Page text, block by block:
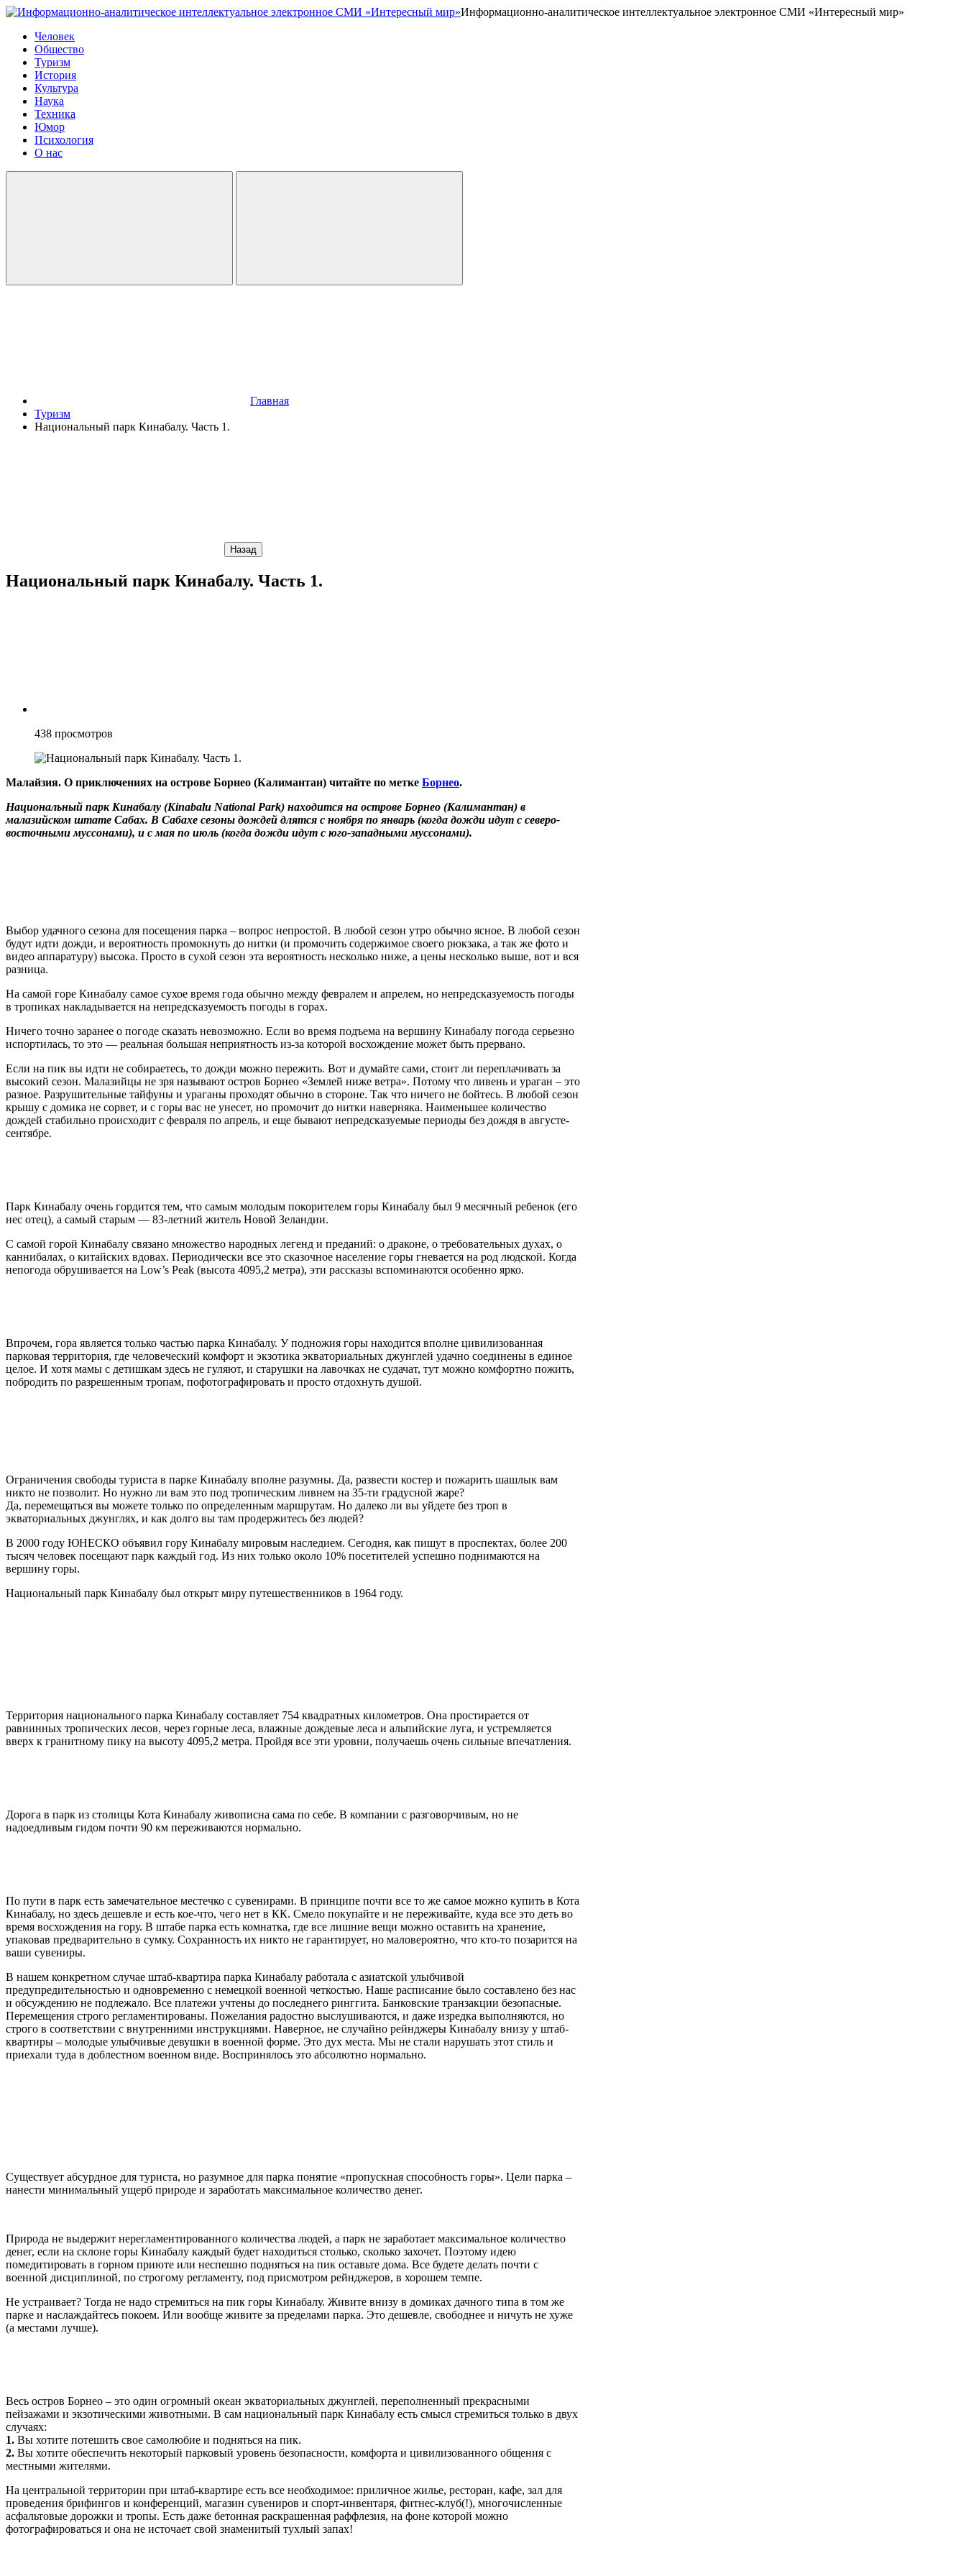
Информационно-аналитическое интеллектуальное электронное СМИ «Интересный мир»
Человек
Общество
Туризм
История
Культура
Наука
Техника
Юмор
Психология
О нас
Главная
Туризм
Национальный парк Кинабалу. Часть 1.
Назад
Национальный парк Кинабалу. Часть 1.
438 просмотров
Малайзия. О приключениях на острове Борнео (Калимантан) читайте по метке Борнео.
Национальный парк Кинабалу (Kinabalu National Park) находится на острове Борнео (Калимантан) в
малазийском штате Сабах. В Сабахе сезоны дождей длятся с ноября по январь (когда дожди идут с северо-
восточными муссонами), и с мая по июль (когда дожди идут с юго-западными муссонами).
Выбор удачного сезона для посещения парка – вопрос непростой. В любой сезон утро обычно ясное. В любой сезон
будут идти дожди, и вероятность промокнуть до нитки (и промочить содержимое своего рюкзака, а так же фото и
видео аппаратуру) высока. Просто в сухой сезон эта вероятность несколько ниже, а цены несколько выше, вот и вся
разница.
На самой горе Кинабалу самое сухое время года обычно между февралем и апрелем, но непредсказуемость погоды
в тропиках накладывается на непредсказуемость погоды в горах.
Ничего точно заранее о погоде сказать невозможно. Если во время подъема на вершину Кинабалу погода серьезно
испортилась, то это — реальная большая неприятность из-за которой восхождение может быть прервано.
Если на пик вы идти не собираетесь, то дожди можно пережить. Вот и думайте сами, стоит ли переплачивать за
высокий сезон. Малазийцы не зря называют остров Борнео «Землей ниже ветра». Потому что ливень и ураган – это
разное. Разрушительные тайфуны и ураганы проходят обычно в стороне. Так что ничего не бойтесь. В любой сезон
крышу с домика не сорвет, и с горы вас не унесет, но промочит до нитки наверняка. Наименьшее количество
дождей стабильно происходит с февраля по апрель, и еще бывают непредсказуемые периоды без дождя в августе-
сентябре.
Парк Кинабалу очень гордится тем, что самым молодым покорителем горы Кинабалу был 9 месячный ребенок (его
нес отец), а самый старым — 83-летний житель Новой Зеландии.
С самой горой Кинабалу связано множество народных легенд и преданий: о драконе, о требовательных духах, о
каннибалах, о китайских вдовах. Периодически все это сказочное население горы гневается на род людской. Когда
непогода обрушивается на Low’s Peak (высота 4095,2 метра), эти рассказы вспоминаются особенно ярко.
Впрочем, гора является только частью парка Кинабалу. У подножия горы находится вполне цивилизованная
парковая территория, где человеческий комфорт и экзотика экваториальных джунглей удачно соединены в единое
целое. И хотя мамы с детишкам здесь не гуляют, и старушки на лавочках не судачат, тут можно комфортно пожить,
побродить по разрешенным тропам, пофотографировать и просто отдохнуть душой.
Ограничения свободы туриста в парке Кинабалу вполне разумны. Да, развести костер и пожарить шашлык вам
никто не позволит. Но нужно ли вам это под тропическим ливнем на 35-ти градусной жаре?
Да, перемещаться вы можете только по определенным маршрутам. Но далеко ли вы уйдете без троп в
экваториальных джунглях, и как долго вы там продержитесь без людей?
В 2000 году ЮНЕСКО объявил гору Кинабалу мировым наследием. Сегодня, как пишут в проспектах, более 200
тысяч человек посещают парк каждый год. Из них только около 10% посетителей успешно поднимаются на
вершину горы.
Национальный парк Кинабалу был открыт миру путешественников в 1964 году.
Территория национального парка Кинабалу составляет 754 квадратных километров. Она простирается от
равнинных тропических лесов, через горные леса, влажные дождевые леса и альпийские луга, и устремляется
вверх к гранитному пику на высоту 4095,2 метра. Пройдя все эти уровни, получаешь очень сильные впечатления.
Дорога в парк из столицы Кота Кинабалу живописна сама по себе. В компании с разговорчивым, но не
надоедливым гидом почти 90 км переживаются нормально.
По пути в парк есть замечательное местечко с сувенирами. В принципе почти все то же самое можно купить в Кота
Кинабалу, но здесь дешевле и есть кое-что, чего нет в КК. Смело покупайте и не переживайте, куда все это деть во
время восхождения на гору. В штабе парка есть комнатка, где все лишние вещи можно оставить на хранение,
упаковав предварительно в сумку. Сохранность их никто не гарантирует, но маловероятно, что кто-то позарится на
ваши сувениры.
В нашем конкретном случае штаб-квартира парка Кинабалу работала с азиатской улыбчивой
предупредительностью и одновременно с немецкой военной четкостью. Наше расписание было составлено без нас
и обсуждению не подлежало. Все платежи учтены до последнего ринггита. Банковские транзакции безопасные.
Перемещения строго регламентированы. Пожелания радостно выслушиваются, и даже изредка выполняются, но
строго в соответствии с внутренними инструкциями. Наверное, не случайно рейнджеры Кинабалу внизу у штаб-
квартиры – молодые улыбчивые девушки в военной форме. Это дух места. Мы не стали нарушать этот стиль и
приехали туда в доблестном военном виде. Воспринялось это абсолютно нормально.
Существует абсурдное для туриста, но разумное для парка понятие «пропускная способность горы». Цели парка –
нанести минимальный ущерб природе и заработать максимальное количество денег.
Природа не выдержит нерегламентированного количества людей, а парк не заработает максимальное количество
денег, если на склоне горы Кинабалу каждый будет находиться столько, сколько захочет. Поэтому идею
помедитировать в горном приюте или неспешно подняться на пик оставьте дома. Все будете делать почти с
военной дисциплиной, по строгому регламенту, под присмотром рейнджеров, в хорошем темпе.
Не устраивает? Тогда не надо стремиться на пик горы Кинабалу. Живите внизу в домиках дачного типа в том же
парке и наслаждайтесь покоем. Или вообще живите за пределами парка. Это дешевле, свободнее и ничуть не хуже
(а местами лучше).
Весь остров Борнео – это один огромный океан экваториальных джунглей, переполненный прекрасными
пейзажами и экзотическими животными. В сам национальный парк Кинабалу есть смысл стремиться только в двух
случаях:
1. Вы хотите потешить свое самолюбие и подняться на пик.
2. Вы хотите обеспечить некоторый парковый уровень безопасности, комфорта и цивилизованного общения с
местными жителями.
На центральной территории при штаб-квартире есть все необходимое: приличное жилье, ресторан, кафе, зал для
проведения брифингов и конференций, магазин сувениров и спорт-инвентаря, фитнес-клуб(!), многочисленные
асфальтовые дорожки и тропы. Есть даже бетонная раскрашенная раффлезия, на фоне которой можно
фотографироваться и она не источает свой знаменитый тухлый запах!